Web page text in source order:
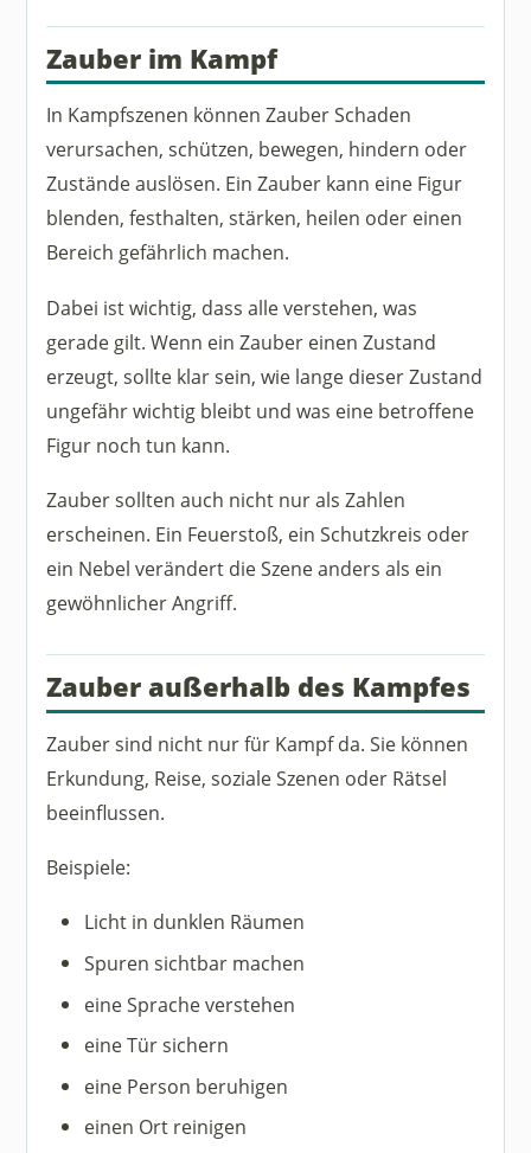
Zauber im Kampf
In Kampfszenen können Zauber Schaden
verursachen, schützen, bewegen, hindern oder
Zustände auslösen. Ein Zauber kann eine Figur
blenden, festhalten, stärken, heilen oder einen
Bereich gefährlich machen.
Dabei ist wichtig, dass alle verstehen, was
gerade gilt. Wenn ein Zauber einen Zustand
erzeugt, sollte klar sein, wie lange dieser Zustand
ungefähr wichtig bleibt und was eine betroffene
Figur noch tun kann.
Zauber sollten auch nicht nur als Zahlen
erscheinen. Ein Feuerstoß, ein Schutzkreis oder
ein Nebel verändert die Szene anders als ein
gewöhnlicher Angriff.
Zauber außerhalb des Kampfes
Zauber sind nicht nur für Kampf da. Sie können
Erkundung, Reise, soziale Szenen oder Rätsel
beeinflussen.
Beispiele:
Licht in dunklen Räumen
Spuren sichtbar machen
eine Sprache verstehen
eine Tür sichern
eine Person beruhigen
einen Ort reinigen